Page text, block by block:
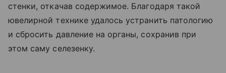
стенки, откачав содержимое. Благодаря такой
ювелирной технике удалось устранить патологию
и сбросить давление на органы, сохранив при
этом саму селезенку.